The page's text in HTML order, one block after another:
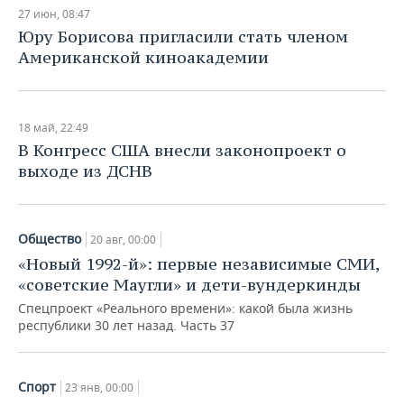
НЕФТЕХИМИЯ
НЕФТЬ
ОПК
ЭНЕРГЕТИКА
РОЗНИЧНАЯ ТОРГОВЛЯ
НОВОСТИ ТЕХНОЛОГИЙ
ТЕЛЕКОММУНИКАЦИИ
МЕРОПРИЯТИЯ
БИЗНЕС-БРАНЧИ
ONLINE-КОНФЕРЕНЦИИ
ОТКРЫТАЯ ЛЕКЦИЯ
ФУТБОЛ
ХОККЕЙ
БАСКЕТБОЛ
ВОЛЕЙБОЛ
КИБЕРСПОРТ
НОВОСТИ ОБЩЕСТВА
ВЛАСТЬ
ИНФРАСТРУКТУРА
ИСТОРИЯ
КУЛЬТУРА
ФОТОГАЛЕРЕЯ
СЮЖЕТЫ
СПРАВОЧНИК
СПИСОК ПЕРСОН
СПИСОК КОМПАНИЙ
ПОЛНАЯ ВЕРСИЯ
27 июн, 08:47
Юру Борисова пригласили стать членом
Американской киноакадемии
18 май, 22:49
В Конгресс США внесли законопроект о
выходе из ДСНВ
Общество 20 авг, 00:00
«Новый 1992-й»: первые независимые СМИ,
«советские Маугли» и дети-вундеркинды
Спецпроект «Реального времени»: какой была жизнь
республики 30 лет назад. Часть 37
Спорт 23 янв, 00:00